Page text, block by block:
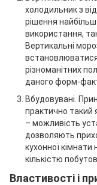
холодильник з
рішення
використання,
Вертикальні
встановлюватися
різноманітних
даного форм-
Вбудовувані.
практично такий
– можливість
дозволяють
кухонної
кількістю
Властивості і